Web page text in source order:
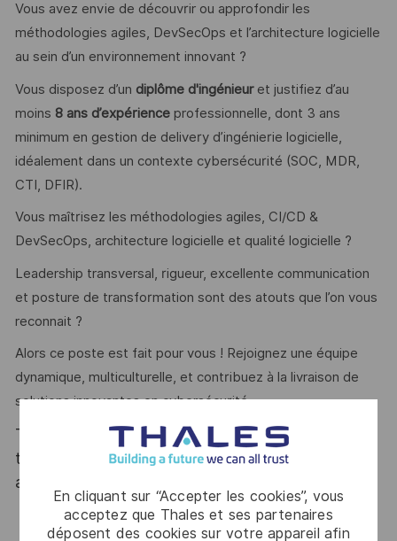
En cliquant sur “Accepter les cookies”, vous
acceptez que Thales et ses partenaires
déposent des cookies sur votre appareil afin
Vous avez envie de découvrir ou approfondir les
méthodologies agiles, DevSecOps et l’architecture logicielle
au sein d’un environnement innovant ?
Vous disposez d’un diplôme d'ingénieur et justifiez d’au
moins 8 ans d’expérienceprofessionnelle, dont 3 ans
minimum en gestion de delivery d’ingénierie logicielle,
idéalement dans un contexte cybersécurité (SOC, MDR,
CTI, DFIR).
Vous maîtrisez les méthodologies agiles, CI/CD &
DevSecOps, architecture logicielle et qualité logicielle ?
Leadership transversal, rigueur, excellente communication
et posture de transformation sont des atouts que l’on vous
reconnait ?
Alors ce poste est fait pour vous ! Rejoignez une équipe
dynamique, multiculturelle, et contribuez à la livraison de
solutions innovantes en cybersécurité.
Thales, entreprise Handi-Engagée, reconnait
tous les talents. La diversité est notre meilleur
atout. Postulez et rejoignez nous !